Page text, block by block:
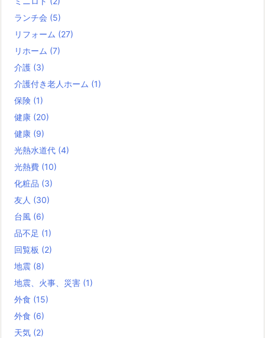
ランチ会 (5)
リフォーム (27)
リホーム (7)
介護 (3)
介護付き老人ホーム (1)
保険 (1)
健康 (20)
健康 (9)
光熱水道代 (4)
光熱費 (10)
化粧品 (3)
友人 (30)
台風 (6)
品不足 (1)
回覧板 (2)
地震 (8)
地震、火事、災害 (1)
外食 (15)
外食 (6)
天気 (2)